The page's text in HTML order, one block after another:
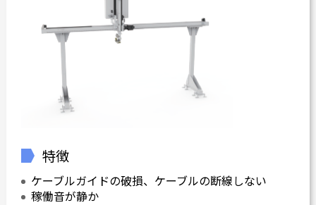
特徴
ケーブルガイドの破損、ケーブルの断線しない
稼働音が静か